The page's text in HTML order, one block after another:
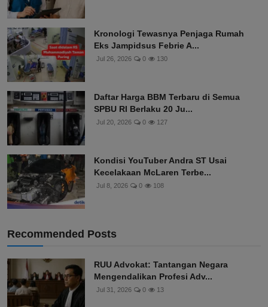
Kronologi Tewasnya Penjaga Rumah
Eks Jampidsus Febrie A...
Jul 26, 2026 0 130
Daftar Harga BBM Terbaru di Semua
SPBU RI Berlaku 20 Ju...
Jul 20, 2026 0 127
Kondisi YouTuber Andra ST Usai
Kecelakaan McLaren Terbe...
Jul 8, 2026 0 108
Recommended Posts
RUU Advokat: Tantangan Negara
Mengendalikan Profesi Adv...
Jul 31, 2026 0 13